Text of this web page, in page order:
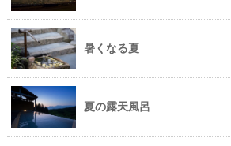
暑くなる夏
夏の露天風呂